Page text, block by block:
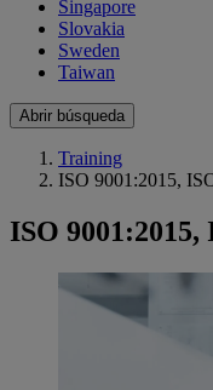
Singapore
Slovakia
Sweden
Taiwan
Abrir búsqueda
Training
ISO 9001:2015,
ISO